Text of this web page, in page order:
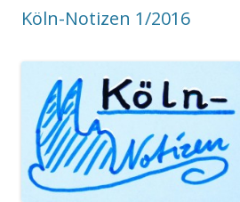
Köln-Notizen 1/2016